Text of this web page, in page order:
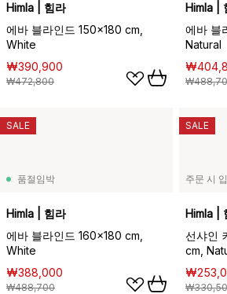
Himla | 힘라
에바 블라인드 150x180 cm,
White
₩390,900
₩472,800
Himla |
에바 블
Natural
품절임박
Himla | 힘라
에바 블라인드 160x180 cm,
White
₩388,000
₩488,700
SALE
주문 시
Himla |
선샤인
cm,
SALE